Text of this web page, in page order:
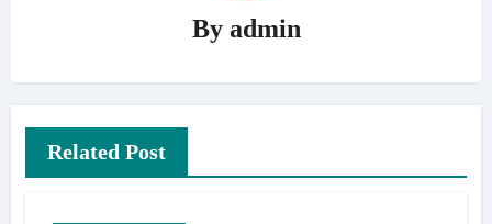
By admin
Related Post